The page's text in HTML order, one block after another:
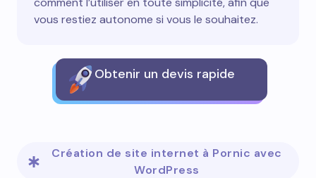
vous restiez autonome si vous le souhaitez.
Obtenir un devis rapide
Création de site internet à Pornic avec
WordPress